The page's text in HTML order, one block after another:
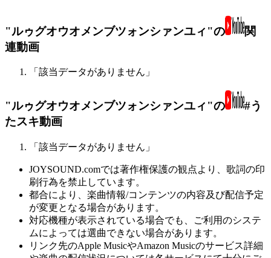
"ルゥグオウオメンブツォンシァンユィ"の
関
連動画
「該当データがありません」
"ルゥグオウオメンブツォンシァンユィ"の
#う
たスキ動画
「該当データがありません」
JOYSOUND.comでは著作権保護の観点より、歌詞の印
刷行為を禁止しています。
都合により、楽曲情報/コンテンツの内容及び配信予定
が変更となる場合があります。
対応機種が表示されている場合でも、ご利用のシステ
ムによっては選曲できない場合があります。
リンク先のApple MusicやAmazon Musicのサービス詳細